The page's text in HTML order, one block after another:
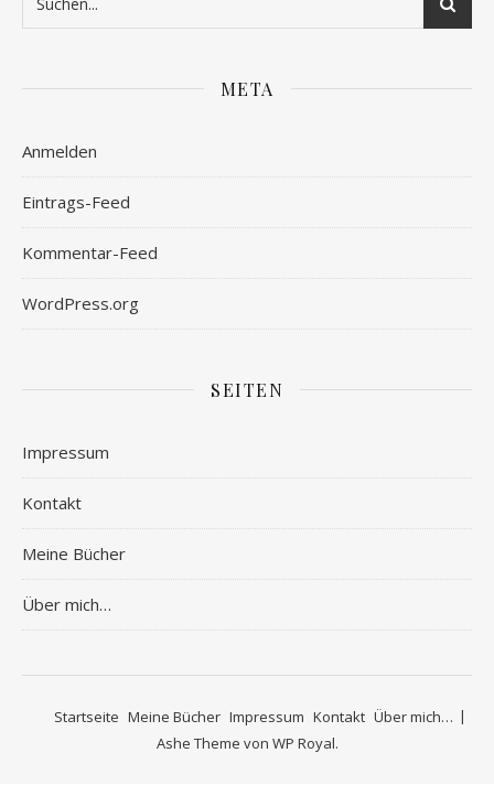
META
Anmelden
Eintrags-Feed
Kommentar-Feed
WordPress.org
SEITEN
Impressum
Kontakt
Meine Bücher
Über mich…
Startseite Meine Bücher Impressum Kontakt Über mich…
Ashe Theme von WP Royal.